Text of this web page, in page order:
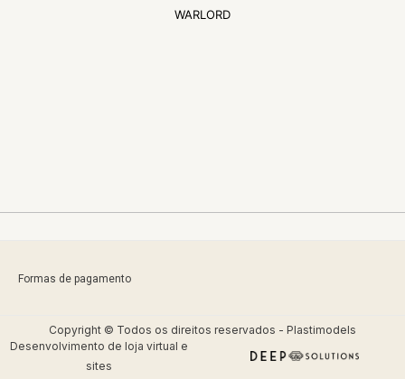
WARLORD
Formas de pagamento
Copyright © Todos os direitos reservados - Plastimodels
Desenvolvimento de loja virtual e
sites